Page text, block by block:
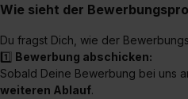
Wie sieht der
Du fragst Dich, wie der
1️⃣ Bewerbung abschicken:
Sobald Deine Bewerbung bei uns
weiteren Ablauf.